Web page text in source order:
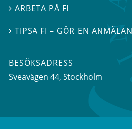
ARBETA PÅ FI
TIPSA FI – GÖR EN ANMÄLAN
BESÖKSADRESS
Sveavägen 44, Stockholm